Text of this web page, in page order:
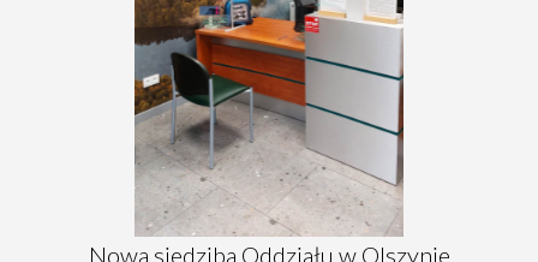
Nowa siedziba Oddziału w Olszynie